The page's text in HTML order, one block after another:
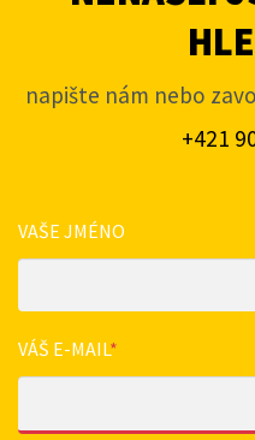
napište nám nebo
+421
VAŠE JMÉNO
VÁŠ E-MAIL*